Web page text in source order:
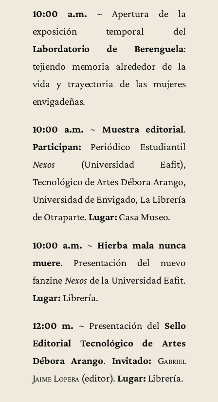
10:00 a.m. ~ Apertura de la
exposición temporal del
Labordatorio de Berenguela:
tejiendo memoria alrededor de la
vida y trayectoria de las mujeres
envigadeñas.
10:00 a.m. ~ Muestra editorial.
Participan: Periódico Estudiantil
Nexos (Universidad Eafit),
Tecnológico de Artes Débora Arango,
Universidad de Envigado, La Librería
de Otraparte.Lugar: Casa Museo.
10:00 a.m. ~Hierba mala nunca
muere. Presentación del nuevo
fanzine Nexos de la Universidad Eafit.
Lugar: Librería.
12:00 m. ~ Presentación del Sello
Editorial Tecnológico de Artes
Débora Arango. Invitado:
Gabriel
Jaime Lopera (editor).Lugar: Librería.